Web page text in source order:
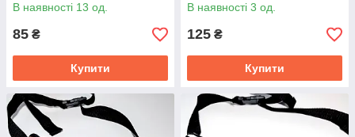
В наявності 13 од.
85 ₴
Купити
В наявності 3 од.
125 ₴
Купити